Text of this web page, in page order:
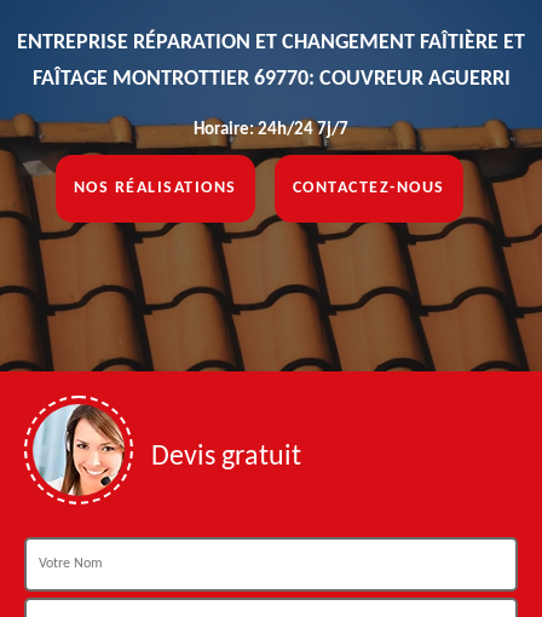
ENTREPRISE RÉPARATION ET CHANGEMENT FAÎTIÈRE ET
FAÎTAGE MONTROTTIER 69770: COUVREUR AGUERRI
Horaire: 24h/24 7j/7
NOS RÉALISATIONS CONTACTEZ-NOUS
Devis gratuit